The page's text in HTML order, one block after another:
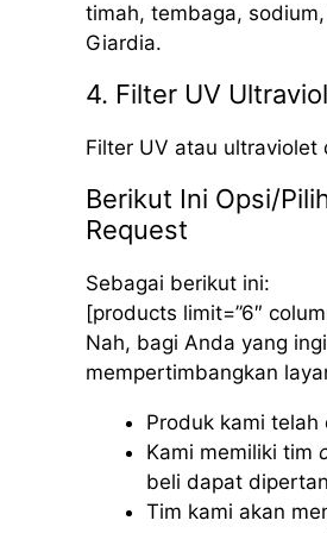
timah, tembaga,
Giardia.
4. Filter UV
Filter UV atau
Berikut Ini Opsi/
Request
Sebagai berikut ini:
[products limit=”6″
Nah, bagi Anda yang
mempertimbangkan
Produk kami
Kami memiliki tim
beli dapat
Tim kami akan